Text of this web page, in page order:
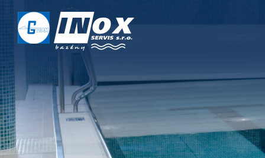
DOMŮ
O NÁS
REALIZACE
KONTAKT